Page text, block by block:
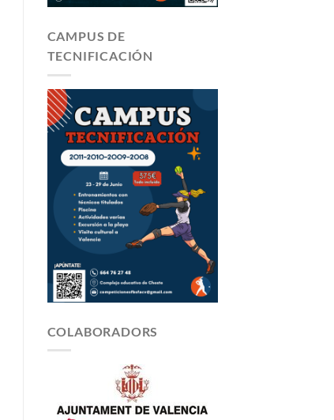
CAMPUS DE
TECNIFICACIÓN
COLABORADORS